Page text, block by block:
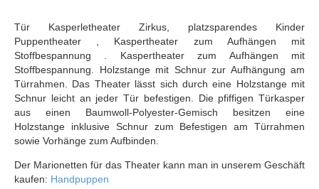
Tür Kasperletheater Zirkus, platzsparendes Kinder
Puppentheater , Kaspertheater zum Aufhängen mit
Stoffbespannung . Kaspertheater zum Aufhängen mit
Stoffbespannung. Holzstange mit Schnur zur Aufhängung am
Türrahmen. Das Theater lässt sich durch eine Holzstange mit
Schnur leicht an jeder Tür befestigen. Die pfiffigen Türkasper
aus einen Baumwoll-Polyester-Gemisch besitzen eine
Holzstange inklusive Schnur zum Befestigen am Türrahmen
sowie Vorhänge zum Aufbinden.
Der Marionetten für das Theater kann man in unserem Geschäft
kaufen: Handpuppen